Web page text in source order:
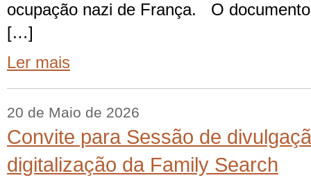
ocupação nazi de França. O
[…]
Ler mais
20 de Maio de 2026
Convite para Sessão de
digitalização da Family Search